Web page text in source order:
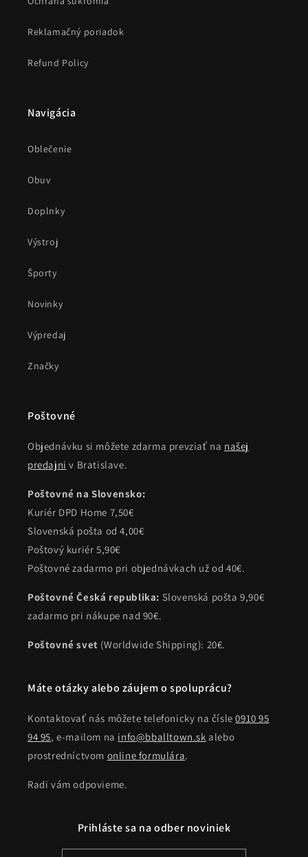
Reklamačný poriadok
Refund Policy
Navigácia
Oblečenie
Obuv
Doplnky
Výstroj
Športy
Novinky
Výpredaj
Značky
Poštovné
Objednávku si môžete zdarma prevziať na našej
predajni v Bratislave.
Poštovné na Slovensko:
Kuriér DPD Home 7,50€
Slovenská pošta od 4,00€
Poštový kuriér 5,90€
Poštovné zadarmo pri objednávkach už od 40€.
Poštovné Česká republika: Slovenská pošta 9,90€
zadarmo pri nákupe nad 90€.
Poštovné svet (Worldwide Shipping): 20€.
Máte otázky alebo záujem o spoluprácu?
Kontaktovať nás môžete telefonicky na čísle0910 95
94 95, e-mailom na info@bballtown.sk alebo
prostredníctvom online formulára.
Radi vám odpovieme.
Prihláste sa na odber noviniek